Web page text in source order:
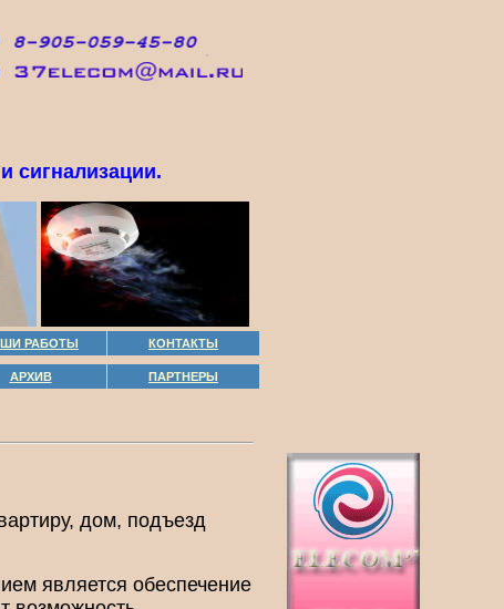
сигнализации.
РАБОТЫ КОНТАКТЫ
АРХИВ ПАРТНЕРЫ
дом, подъезд
является обеспечение